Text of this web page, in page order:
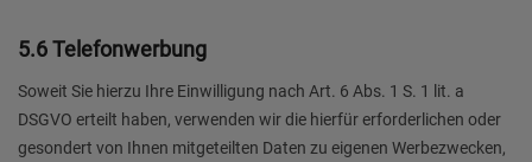
5.6 Telefonwerbung
Soweit Sie hierzu Ihre Einwilligung nach Art. 6 Abs. 1 S. 1 lit. a
DSGVO erteilt haben, verwenden wir die hierfür erforderlichen oder
gesondert von Ihnen mitgeteilten Daten zu eigenen Werbezwecken,